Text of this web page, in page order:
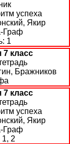
успеха
Якир
Граф
1
7 класс
Бражников
7 класс
успеха
Якир
Граф
1, 2